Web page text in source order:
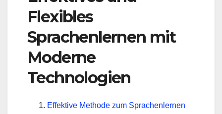
Flexibles
Sprachenlernen mit
Moderne
Technologien
Effektive Methode zum Sprachenlernen